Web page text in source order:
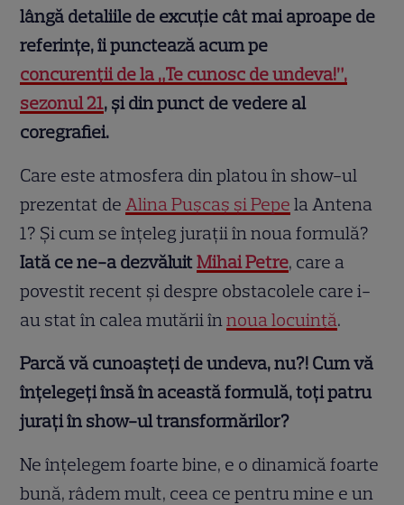
lângă detaliile de excuție cât mai aproape de
referințe, îi punctează acum pe
concurenții de la „Te cunosc de undeva!”,
sezonul 21, și din punct de vedere al
coregrafiei.
Care este atmosfera din platou în show-ul
prezentat deAlina Pușcaș și Pepe la Antena
1? Și cum se înțeleg jurații în noua formulă?
Iată ce ne-a dezvăluitMihai Petre, care a
povestit recent și despre obstacolele care i-
au stat în calea mutării înnoua locuință.
Parcă vă cunoașteți de undeva, nu?! Cum vă
înțelegeți însă în această formulă, toți patru
jurați în show-ul transformărilor?
Ne înțelegem foarte bine, e o dinamică foarte
bună, râdem mult, ceea ce pentru mine e un